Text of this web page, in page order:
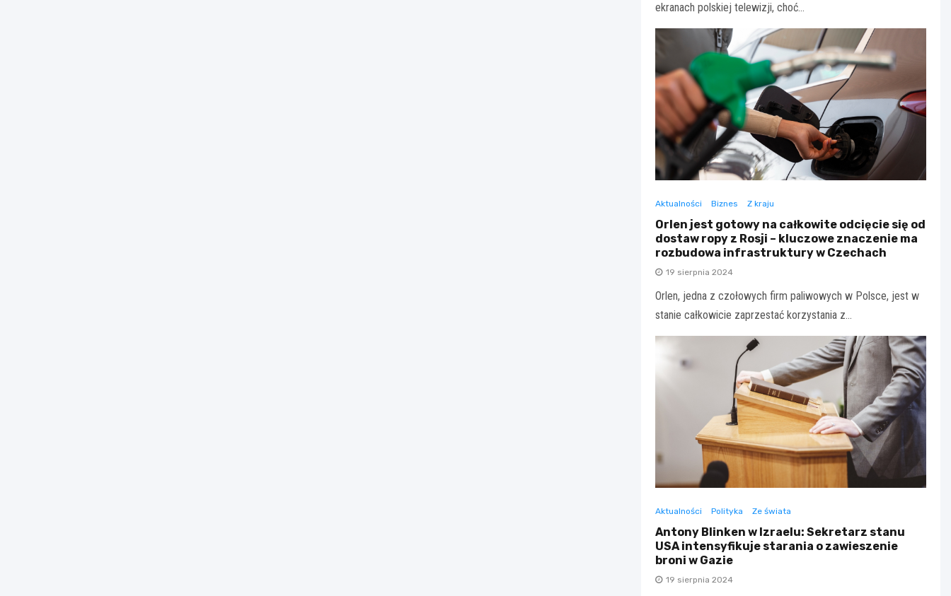
ekranach polskiej telewizji, choć…
Aktualności Biznes Z kraju
Orlen jest gotowy na całkowite odcięcie się od
dostaw ropy z Rosji – kluczowe znaczenie ma
rozbudowa infrastruktury w Czechach
19 sierpnia 2024
Orlen, jedna z czołowych firm paliwowych w Polsce, jest w
stanie całkowicie zaprzestać korzystania z…
Aktualności Polityka Ze świata
Antony Blinken w Izraelu: Sekretarz stanu
USA intensyfikuje starania o zawieszenie
broni w Gazie
19 sierpnia 2024